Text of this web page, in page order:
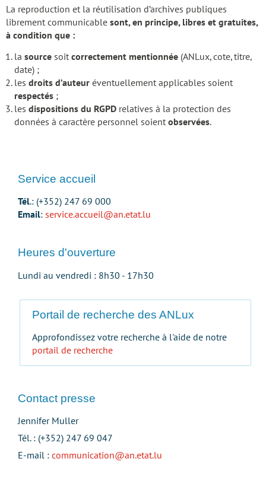
La reproduction et la réutilisation d’archives publiques
librement communicable sont, en principe, libres et gratuites,
à condition que :
la source soit correctement mentionnée (ANLux, cote, titre,
date) ;
les droits d’auteur éventuellement applicables soient
respectés ;
les dispositions du RGPD relatives à la protection des
données à caractère personnel soient observées.
Service accueil
Tél.: (+352) 247 69 000
Email: service.accueil@an.etat.lu
Heures d'ouverture
Lundi au vendredi : 8h30 - 17h30
Portail de recherche des ANLux
Approfondissez votre recherche à l'aide de notre
portail de recherche
Contact presse
Jennifer Muller
Tél. : (+352) 247 69 047
E-mail : communication@an.etat.lu